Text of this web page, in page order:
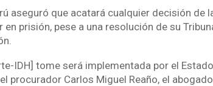
aseguró que acatará cualquier decisión de
prisión, pese a una resolución de su
IDH] tome será implementada por el
procurador Carlos Miguel Reaño, el